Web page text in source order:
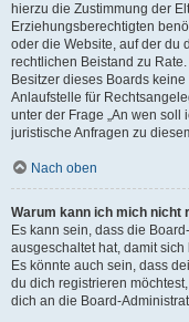
hierzu die Zustimmung der
Erziehungsberechtigten
oder die Website, auf der du
rechtlichen Beistand zu
Besitzer dieses Boards
Anlaufstelle für
unter der Frage „An wen
juristische Anfragen zu
Nach oben
Warum kann ich mich nicht
Es kann sein, dass die
ausgeschaltet hat, damit
Es könnte auch sein, dass
du dich registrieren
dich an die Board-